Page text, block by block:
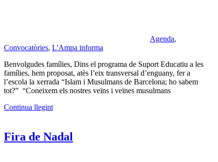
Agenda,
Convocatòries, L'Ampa informa
Benvolgudes famílies, Dins el programa de Suport Educatiu a les
famílies, hem proposat, atès l’eix transversal d’enguany, fer a
l’escola la xerrada “Islam i Musulmans de Barcelona; ho sabem
tot?” “Coneixem els nostres veïns i veïnes musulmans
Continua llegint
Fira de Nadal